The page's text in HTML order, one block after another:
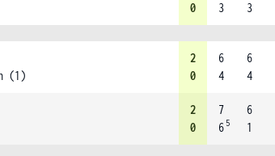
0
3
3
(1)
2
0
6
4
6
4
2
0
7
6 5
6
1